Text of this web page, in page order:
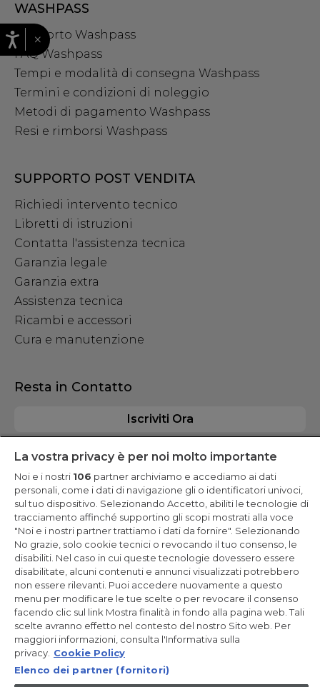
WASHPASS
Supporto Washpass
FAQ Washpass
Tempi e modalità di consegna Washpass
Termini e condizioni di noleggio
Metodi di pagamento Washpass
Resi e rimborsi Washpass
SUPPORTO POST VENDITA
Richiedi intervento tecnico
Libretti di istruzioni
Contatta l'assistenza tecnica
Garanzia legale
Garanzia extra
Assistenza tecnica
Ricambi e accessori
Cura e manutenzione
Resta in Contatto
Iscriviti Ora
CANDY HOOVER GROUP S.r.I. - a Socio Unico - SEDE LEGALE: Via
Comolli, 57 - 20861 Brugherio (MB) - Italia - SEDI AMMINISTRATIVE:
Via Privata Eden Fumagalli snc - 20861 Brugherio (MB) e Via
Trento n. 20/A-22 - 20871 Vimercate (MB) - Italia - Tel.:
+39.039.2086.1 - Fax: +39.039.2086.237 - Capitale sociale €
35.000.000,00 i.v. - Cod. Fiscale e n. iscr. al Registro Imprese di
Milano-Monza-Brianza-Lodi 04666310158 - P. IVA 00786860965 -
Numero REA: MB-1033934 - Autorizzazione IT AEOF 211870 -
Società soggetta ad attività di direzione e coordinamento di
Candy S.p.A. - Casella PEC:
candyhoovergroupsrl@legalmail.it
IT / Italiano
×
La vostra privacy è per noi molto importante
Noi e i nostri 106 partner archiviamo e accediamo ai dati
personali, come i dati di navigazione gli o identificatori univoci,
sul tuo dispositivo. Selezionando Accetto, abiliti le tecnologie di
tracciamento affinché supportino gli scopi mostrati alla voce
"Noi e i nostri partner trattiamo i dati da fornire". Selezionando
No grazie, solo cookie tecnici o revocando il tuo consenso, le
disabiliti. Nel caso in cui queste tecnologie dovessero essere
disabilitate, alcuni contenuti e annunci visualizzati potrebbero
non essere rilevanti. Puoi accedere nuovamente a questo
menu per modificare le tue scelte o per revocare il consenso
facendo clic sul link Mostra finalità in fondo alla pagina web. Tali
scelte avranno effetto nel contesto del nostro Sito web. Per
maggiori informazioni, consulta l'Informativa sulla
privacy. Cookie Policy
Elenco dei partner (fornitori)